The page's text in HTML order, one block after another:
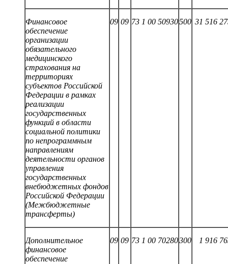
Финансовое
обеспечение
организации
обязательного
медицинского
страхования на
территориях
субъектов Российской
Федерации в рамках
реализации
государственных
функций в области
социальной политики
по непрограммным
направлениям
деятельности органов
управления
государственных
внебюджетных фондов
Российской Федерации
(Межбюджетные
трансферты)
09 09 73 1 00 50930500 31 516
Дополнительное
финансовое
обеспечение
09 09 73 1 00 70280300 1 916